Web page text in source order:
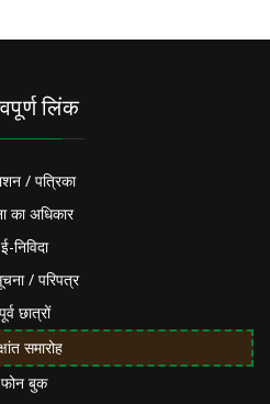
लिंक
/ पत्रिका
का अधिकार
ई-निविदा
/ परिपत्र
पूर्व छात्रों
समारोह
फोन बुक